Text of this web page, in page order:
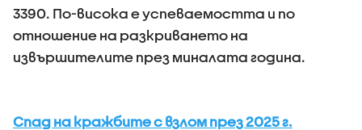
3390. По-висока е успеваемостта и по
отношение на разкриването на
извършителите през миналата година.
Спад на кражбите с взлом през 2025 г.